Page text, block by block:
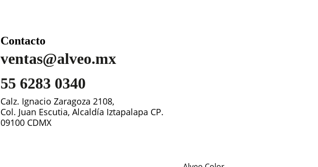
Contacto
ventas@alveo.mx
55 6283 0340
Calz. Ignacio Zaragoza 2108,
Col. Juan Escutia, Alcaldía Iztapalapa CP.
09100 CDMX